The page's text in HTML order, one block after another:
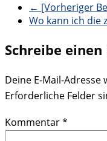
← [Vorheriger
Wo kann ich die
Schreibe
Deine E-Mail-
Erforderliche Felder
Kommentar*